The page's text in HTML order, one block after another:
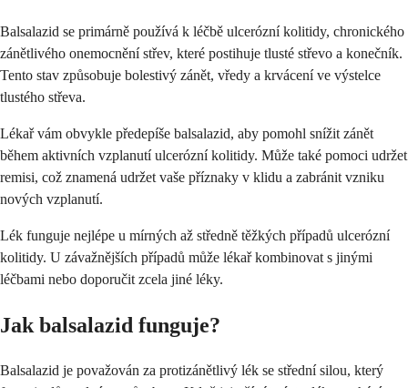
Balsalazid se primárně používá k léčbě ulcerózní kolitidy, chronického
zánětlivého onemocnění střev, které postihuje tlusté střevo a konečník.
Tento stav způsobuje bolestivý zánět, vředy a krvácení ve výstelce
tlustého střeva.
Lékař vám obvykle předepíše balsalazid, aby pomohl snížit zánět
během aktivních vzplanutí ulcerózní kolitidy. Může také pomoci udržet
remisi, což znamená udržet vaše příznaky v klidu a zabránit vzniku
nových vzplanutí.
Lék funguje nejlépe u mírných až středně těžkých případů ulcerózní
kolitidy. U závažnějších případů může lékař kombinovat s jinými
léčbami nebo doporučit zcela jiné léky.
Jak balsalazid funguje?
Balsalazid je považován za protizánětlivý lék se střední silou, který